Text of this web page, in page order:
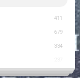
411
679
334